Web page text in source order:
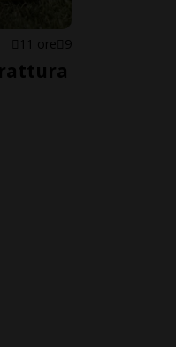
11 ore 9